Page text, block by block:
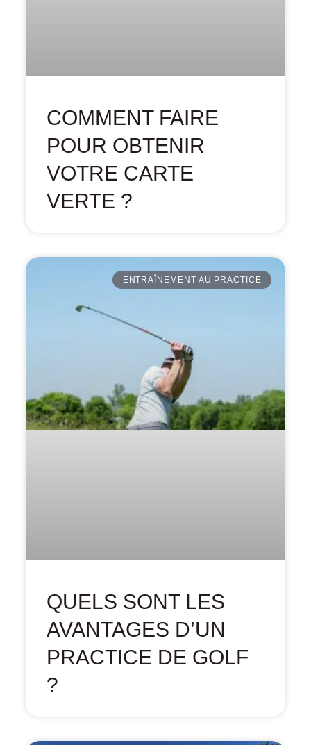
COMMENT FAIRE
POUR OBTENIR
VOTRE CARTE
VERTE ?
ENTRAÎNEMENT AU PRACTICE
QUELS SONT LES
AVANTAGES D’UN
PRACTICE DE GOLF
?